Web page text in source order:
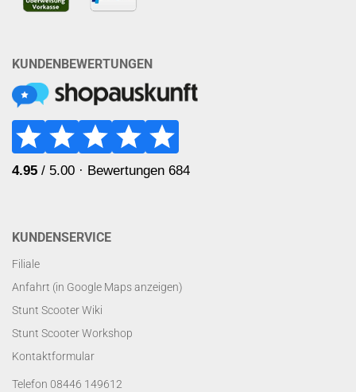
KUNDENBEWERTUNGEN
KUNDENSERVICE
Filiale
Anfahrt (in Google Maps anzeigen)
Stunt Scooter Wiki
Stunt Scooter Workshop
Kontaktformular
Telefon 08446 149612